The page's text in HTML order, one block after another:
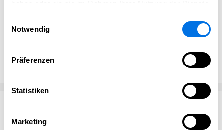
Notwendig
Präferenzen
Statistiken
Marketing
Kulturwerkstatt Ladenburg e.V.
22